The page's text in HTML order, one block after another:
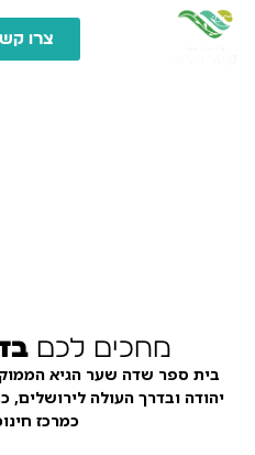
צרו
מחכים לכם
בית ספר שדה שער הגיא
כמרכז